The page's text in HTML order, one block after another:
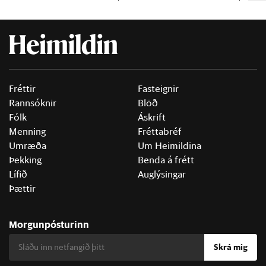
Fréttir
Rannsóknir
Fólk
Menning
Umræða
Þekking
Lífið
Þættir
Fasteignir
Blöð
Áskrift
Fréttabréf
Um Heimildina
Benda á frétt
Auglýsingar
Morgunpósturinn
Skrá mig